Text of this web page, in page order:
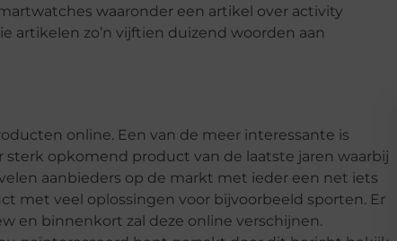
waaronder een artikel over activity
artikelen zo’n vijftien duizend woorden aan
online. Een van de meer interessante is
opkomend product van de laatste jaren waarbij
aanbieders op de markt met ieder een net iets
met veel oplossingen voor bijvoorbeeld sporten. Er
en binnenkort zal deze online verschijnen.